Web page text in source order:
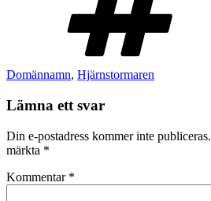
Domännamn, Hjärnstormaren
Lämna ett svar
Din e-postadress kommer inte publiceras.
märkta *
Kommentar *